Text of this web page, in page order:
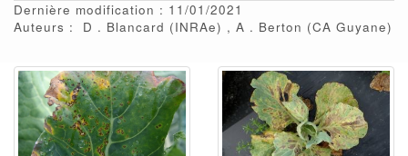
Dernière modification : 11/01/2021
Auteurs :
D Blancard (INRAe) A Berton (CA Guyane)